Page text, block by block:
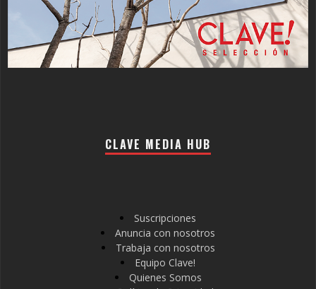
CLAVE MEDIA HUB
Suscripciones
Anuncia con nosotros
Trabaja con nosotros
Equipo Clave!
Quienes Somos